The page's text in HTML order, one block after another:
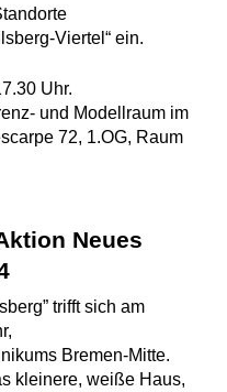
Viertel“ ein.
Uhr.
und Modellraum im
72, 1.OG, Raum
Neues
trifft sich am
Bremen-Mitte.
kleinere, weiße Haus,